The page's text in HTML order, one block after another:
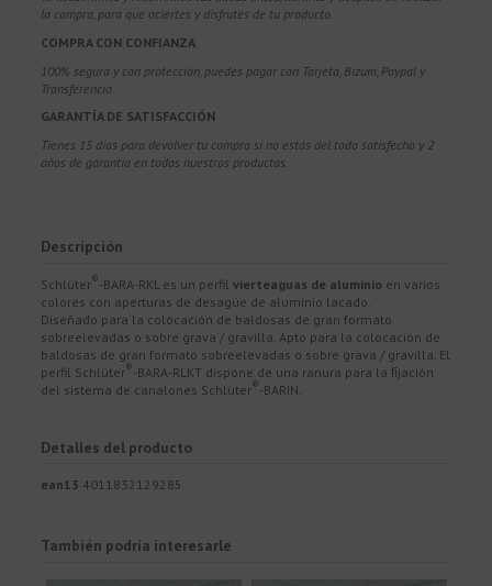
la compra, para que aciertes y disfrutes de tu producto.
COMPRA CON CONFIANZA
100% segura y con protección, puedes pagar con Tarjeta, Bizum, Paypal y
Transferencia.
GARANTÍA DE SATISFACCIÓN
Tienes 15 días para devolver tu compra si no estás del todo satisfecho y 2
años de garantía en todos nuestros productos.
Descripción
Schlüter®-BARA-RKL es un perfilvierteaguas de aluminio en varios
colores con aperturas de desagüe de aluminio lacado.
Diseñado para la colocación de baldosas de gran formato
sobreelevadas o sobre grava / gravilla. Apto para la colocación de
baldosas de gran formato sobreelevadas o sobre grava / gravilla. El
perfil Schlüter®-BARA-RLKT dispone de una ranura para la ﬁjación
del sistema de canalones Schlüter®-BARIN.
Detalles del producto
ean13 4011832129285
También podría interesarle